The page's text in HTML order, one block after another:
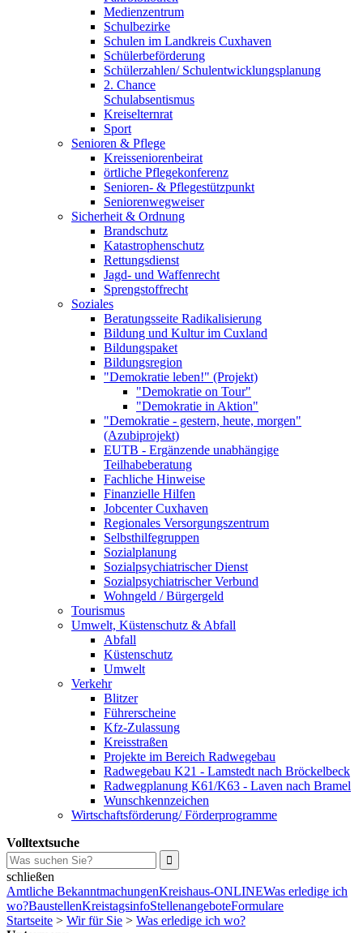
Medienzentrum
Schulbezirke
Schulen im Landkreis Cuxhaven
Schülerbeförderung
Schülerzahlen/ Schulentwicklungsplanung
2. Chance
Schulabsentismus
Kreiselternrat
Sport
Senioren & Pflege
Kreisseniorenbeirat
örtliche Pflegekonferenz
Senioren- & Pflegestützpunkt
Seniorenwegweiser
Sicherheit & Ordnung
Brandschutz
Katastrophenschutz
Rettungsdienst
Jagd- und Waffenrecht
Sprengstoffrecht
Soziales
Beratungsseite Radikalisierung
Bildung und Kultur im Cuxland
Bildungspaket
Bildungsregion
"Demokratie leben!" (Projekt)
"Demokratie on Tour"
"Demokratie in Aktion"
"Demokratie - gestern, heute, morgen"
(Azubiprojekt)
EUTB - Ergänzende unabhängige
Teilhabeberatung
Fachliche Hinweise
Finanzielle Hilfen
Jobcenter Cuxhaven
Regionales Versorgungszentrum
Selbsthilfegruppen
Sozialplanung
Sozialpsychiatrischer Dienst
Sozialpsychiatrischer Verbund
Wohngeld / Bürgergeld
Tourismus
Umwelt, Küstenschutz & Abfall
Abfall
Küstenschutz
Umwelt
Verkehr
Blitzer
Führerscheine
Kfz-Zulassung
Kreisstraßen
Projekte im Bereich Radwegebau
Radwegebau K21 - Lamstedt nach Bröckelbeck
Radwegplanung K61/K63 - Laven nach Bramel
Wunschkennzeichen
Wirtschaftsförderung/ Förderprogramme
Volltextsuche
schließen
Amtliche BekanntmachungenKreishaus-ONLINEWas erledige ich
wo?BaustellenKreistagsinfoStellenangeboteFormulare
Startseite > Wir für Sie > Was erledige ich wo?